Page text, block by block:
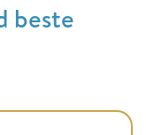
beste